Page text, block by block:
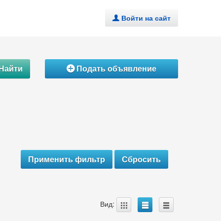
. Войти на сайт
ÁПодать объявление
Вид: A B C